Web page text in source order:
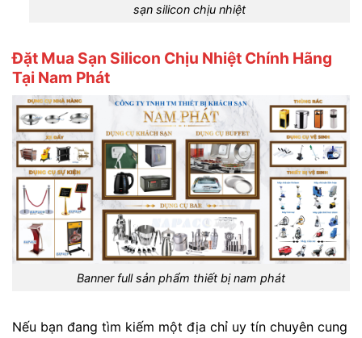
sạn silicon chịu nhiệt
Đặt Mua Sạn Silicon Chịu Nhiệt Chính Hãng
Tại Nam Phát
Banner full sản phẩm thiết bị nam phát
Nếu bạn đang tìm kiếm một địa chỉ uy tín chuyên cung